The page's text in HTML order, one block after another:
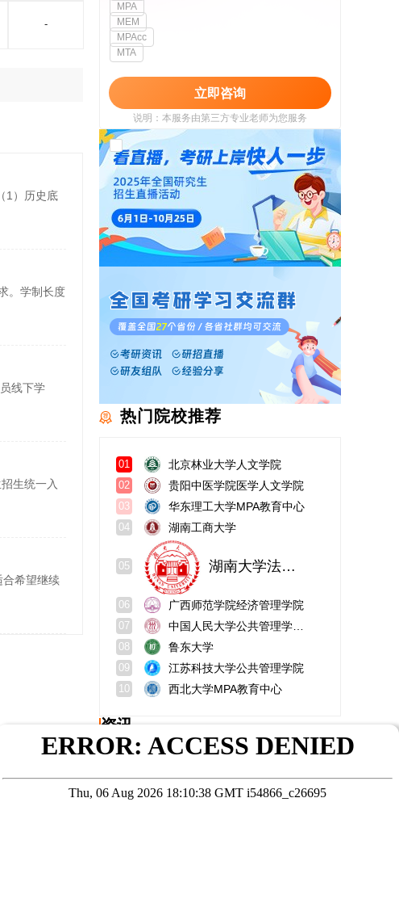
-
1）历史底
。学制长度
线下学
生统一入
希望继续
MPA
MEM
MPAcc
MTA
立即咨询
说明：本服务由第三方专业老师为您服务
我已阅读并同意 《用户政策》
《用户服务
使用协议》
热门院校推荐
01 北京林业大学人文学院
02 贵阳中医学院医学人文学院
03 华东理工大学MPA教育中心
04 湖南工商大学
湖南大学法学院
07
08 鲁东大学
09 江苏科技大学公共管理学院
10 西北大学MPA教育中心
资讯
武汉科技大学资源与环境工程学院有哪些专业？位置？
中国美术学院研究生招生网？报考条件是什么？